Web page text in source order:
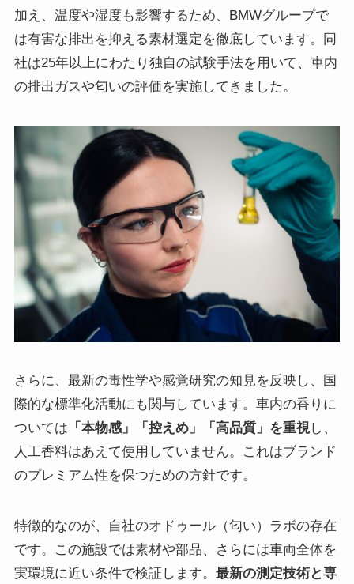
加え、温度や湿度も影響するため、BMWグループで
は有害な排出を抑える素材選定を徹底しています。同
社は25年以上にわたり独自の試験手法を用いて、車内
の排出ガスや匂いの評価を実施してきました。
さらに、最新の毒性学や感覚研究の知見を反映し、国
際的な標準化活動にも関与しています。車内の香りに
ついては 「本物感」「控えめ」「高品質」を重視し、
人工香料はあえて使用していません。これはブランド
のプレミアム性を保つための方針です。
特徴的なのが、自社のオドゥール（匂い）ラボの存在
です。この施設では素材や部品、さらには車両全体を
実環境に近い条件で検証します。 最新の測定技術と専